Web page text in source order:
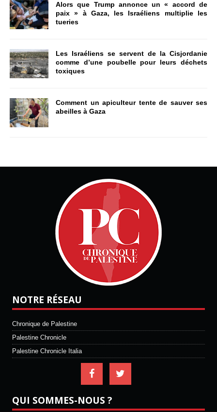
Alors que Trump annonce un « accord de
paix » à Gaza, les Israéliens multiplie les
tueries
Les Israéliens se servent de la Cisjordanie
comme d’une poubelle pour leurs déchets
toxiques
Comment un apiculteur tente de sauver ses
abeilles à Gaza
NOTRE RÉSEAU
Chronique de Palestine
Palestine Chronicle
Palestine Chronicle Italia
QUI SOMMES-NOUS ?